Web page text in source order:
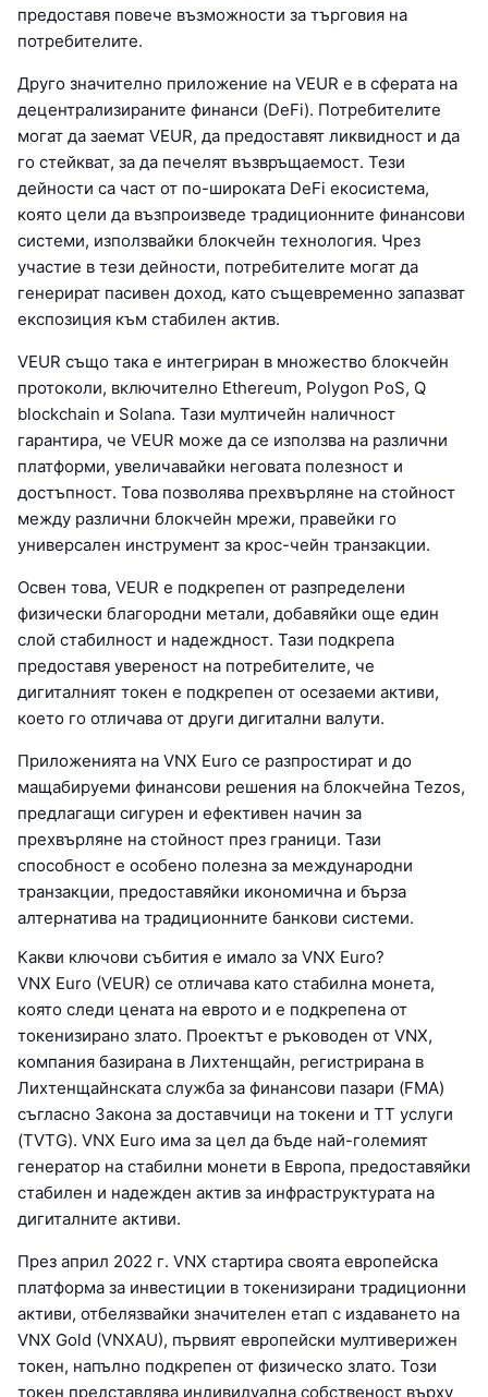
предоставя повече възможности за търговия на
потребителите.
Друго значително приложение на VEUR е в сферата на
децентрализираните финанси (DeFi). Потребителите
могат да заемат VEUR, да предоставят ликвидност и да
го стейкват, за да печелят възвръщаемост. Тези
дейности са част от по-широката DeFi екосистема,
която цели да възпроизведе традиционните финансови
системи, използвайки блокчейн технология. Чрез
участие в тези дейности, потребителите могат да
генерират пасивен доход, като същевременно запазват
експозиция към стабилен актив.
VEUR също така е интегриран в множество блокчейн
протоколи, включително Ethereum, Polygon PoS, Q
blockchain и Solana. Тази мултичейн наличност
гарантира, че VEUR може да се използва на различни
платформи, увеличавайки неговата полезност и
достъпност. Това позволява прехвърляне на стойност
между различни блокчейн мрежи, правейки го
универсален инструмент за крос-чейн транзакции.
Освен това, VEUR е подкрепен от разпределени
физически благородни метали, добавяйки още един
слой стабилност и надеждност. Тази подкрепа
предоставя увереност на потребителите, че
дигиталният токен е подкрепен от осезаеми активи,
което го отличава от други дигитални валути.
Приложенията на VNX Euro се разпростират и до
мащабируеми финансови решения на блокчейна Tezos,
предлагащи сигурен и ефективен начин за
прехвърляне на стойност през граници. Тази
способност е особено полезна за международни
транзакции, предоставяйки икономична и бърза
алтернатива на традиционните банкови системи.
Какви ключови събития е имало за VNX Euro?
VNX Euro (VEUR) се отличава като стабилна монета,
която следи цената на еврото и е подкрепена от
токенизирано злато. Проектът е ръководен от VNX,
компания базирана в Лихтенщайн, регистрирана в
Лихтенщайнската служба за финансови пазари (FMA)
съгласно Закона за доставчици на токени и TT услуги
(TVTG). VNX Euro има за цел да бъде най-големият
генератор на стабилни монети в Европа, предоставяйки
стабилен и надежден актив за инфраструктурата на
дигиталните активи.
През април 2022 г. VNX стартира своята европейска
платформа за инвестиции в токенизирани традиционни
активи, отбелязвайки значителен етап с издаването на
VNX Gold (VNXAU), първият европейски мултиверижен
токен, напълно подкрепен от физическо злато. Този
токен представлява индивидуална собственост върху